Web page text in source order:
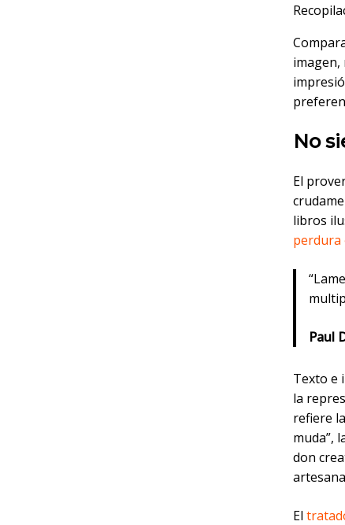
imagen,
No
El
libros
perdura
Paul
Texto e
la
refiere
muda”,
don
El